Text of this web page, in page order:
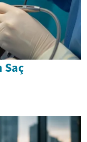
Saç